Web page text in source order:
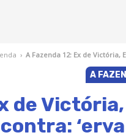
› A Fazenda 12: Ex de Victória,
A
de
contra: